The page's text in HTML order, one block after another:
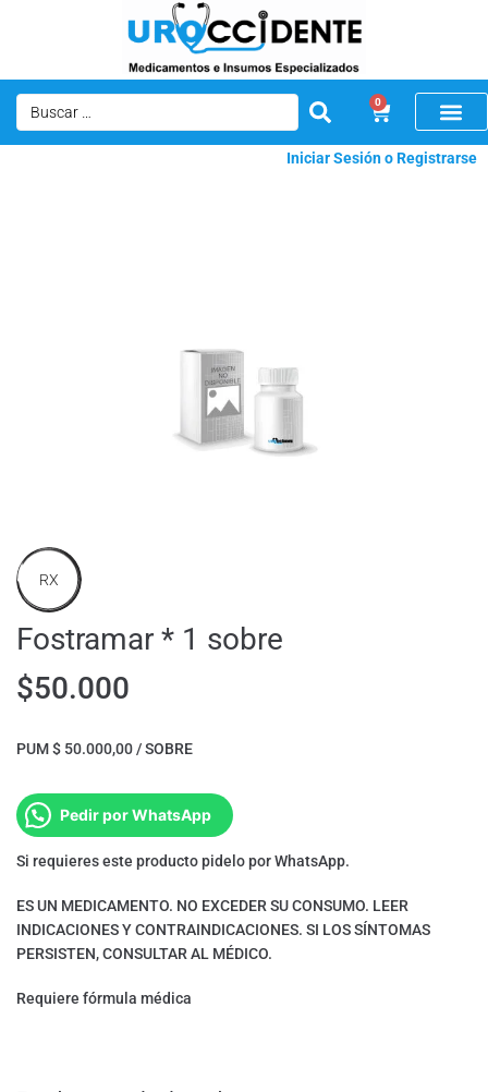
0
Iniciar Sesión o Registrarse
RX
Fostramar * 1 sobre
$50.000
PUM $ 50.000,00 / SOBRE
Pedir por WhatsApp
Si requieres este producto pidelo por WhatsApp.
ES UN MEDICAMENTO. NO EXCEDER SU CONSUMO. LEER
INDICACIONES Y CONTRAINDICACIONES. SI LOS SÍNTOMAS
PERSISTEN, CONSULTAR AL MÉDICO.
Requiere fórmula médica